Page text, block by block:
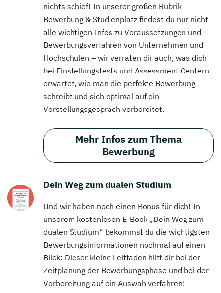
nichts schief! In unserer großen Rubrik
Bewerbung & Studienplatz findest du nur nicht
alle wichtigen Infos zu Voraussetzungen und
Bewerbungsverfahren von Unternehmen und
Hochschulen – wir verraten dir auch, was dich
bei Einstellungstests und Assessment Centern
erwartet, wie man die perfekte Bewerbung
schreibt und sich optimal auf ein
Vorstellungsgespräch vorbereitet.
Mehr Infos zum Thema
Bewerbung
Dein Weg zum dualen Studium
Und wir haben noch einen Bonus für dich! In
unserem kostenlosen E-Book „Dein Weg zum
dualen Studium“ bekommst du die wichtigsten
Bewerbungsinformationen nochmal auf einen
Blick: Dieser kleine Leitfaden hilft dir bei der
Zeitplanung der Bewerbungsphase und bei der
Vorbereitung auf ein Auswahlverfahren!